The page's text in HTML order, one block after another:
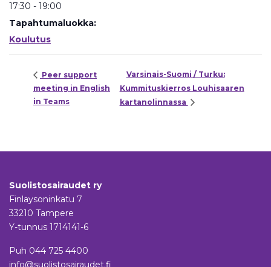
17:30 - 19:00
Tapahtumaluokka:
Koulutus
Peer support
meeting in English
in Teams
Varsinais-Suomi / Turku:
Kummituskierros Louhisaaren
kartanolinnassa
Suolistosairaudet ry
Finlaysoninkatu 7
33210 Tampere
Y-tunnus 1714141-6
Puh 044 725 4400
info@suolistosairaudet.fi